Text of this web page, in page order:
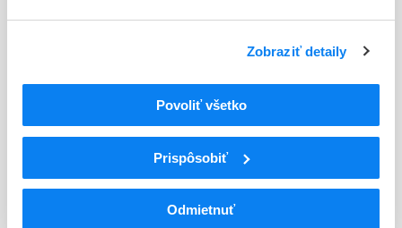
Zobraziť detaily
Povoliť všetko
Prispôsobiť
Odmietnuť
ATC
Centrálna nervová sústava
N02
Analgetiká
Opioidné analgetiká (anodyná)
N02AX02
Tramadol